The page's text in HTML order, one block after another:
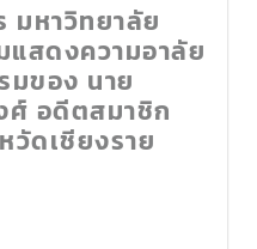
มหาวิทยาลัย
แสดงความอาลัย
มของ นาย
ศ์ อดีตสมาชิก
ดเชียงราย